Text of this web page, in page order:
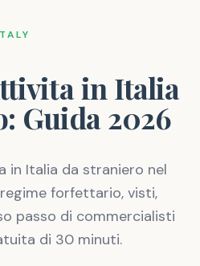
in Italia
Guida 2026
in Italia da straniero nel
regime forfettario, visti,
passo di commercialisti
di 30 minuti.